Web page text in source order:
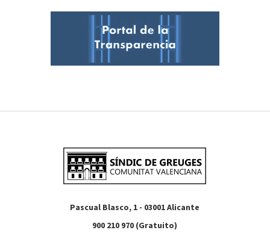
Pascual Blasco, 1 - 03001 Alicante
900 210 970 (Gratuito)